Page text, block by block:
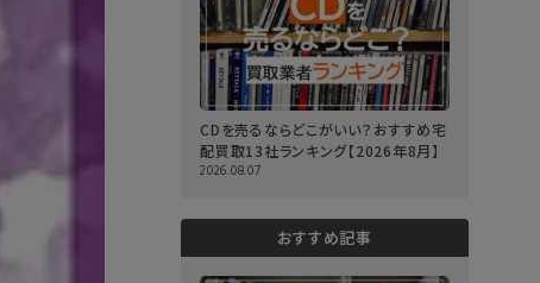
CDを売るならどこがいい？おすすめ宅
配買取13社ランキング【2026年8月】
2026.08.07
おすすめ記事